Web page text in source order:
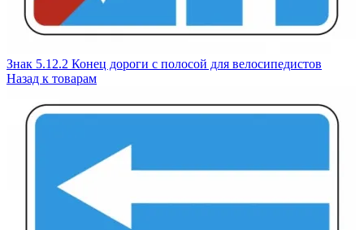
Знак 5.12.2 Конец дороги с полосой для велосипедистов
Назад к товарам